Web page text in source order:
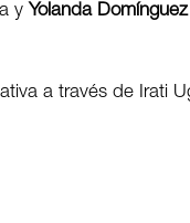
y Yolanda Domínguez
a través de Irati